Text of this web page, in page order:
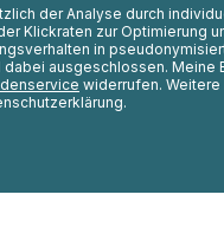
der Analyse durch
Klickraten zur Optimierung
in
ausgeschlossen. Meine
widerrufen.